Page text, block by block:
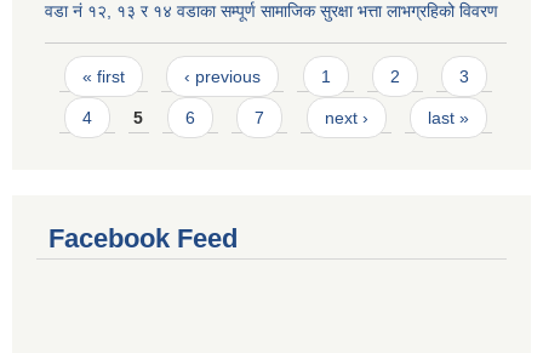
वडा नं १२, १३ र १४ वडाका सम्पूर्ण सामाजिक सुरक्षा भत्ता लाभग्रहिको विवरण
Pages
« first ‹ previous 1 2 3
4 5 6 7 next › last »
Facebook Feed